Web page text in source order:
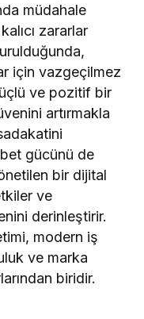
müdahale
zararlar
için vazgeçilmez
ve pozitif bir
artırmakla
gücünü de
bir dijital
ve
derinleştirir.
modern iş
ve marka
biridir.